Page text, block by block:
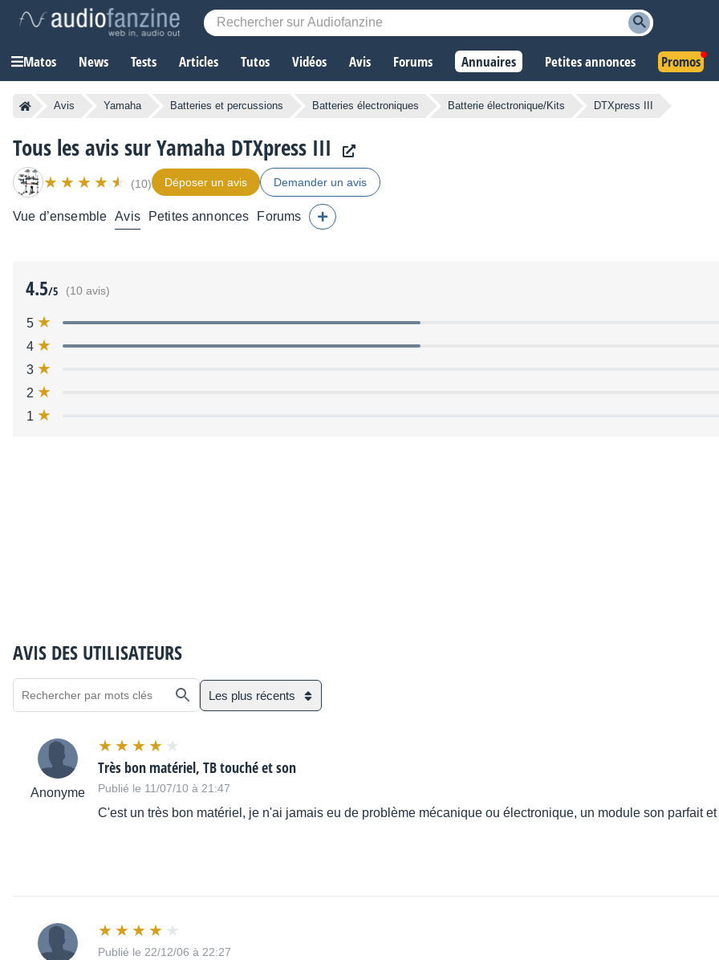
Matos News Tests Articles Tutos Vidéos Avis Forums Annuaires Petites annonces Promos
Avis Yamaha Batteries et percussions Batteries électroniques Batterie électronique/Kits DTXpress III
Tous les avis sur Yamaha DTXpress III
(10) Déposer un avis Demander un avis
Vue d’ensemble Avis Petites annonces Forums
4.5/5 (10 avis)
5
4
3
2
1
AVIS DES UTILISATEURS
Les plus récents
Anonyme
Très bon matériel, TB touché et son
Publié le 11/07/10 à 21:47
C'est un très bon matériel, je n'ai jamais eu de problème mécanique ou électronique, un module son parfait
Publié le 22/12/06 à 22:27